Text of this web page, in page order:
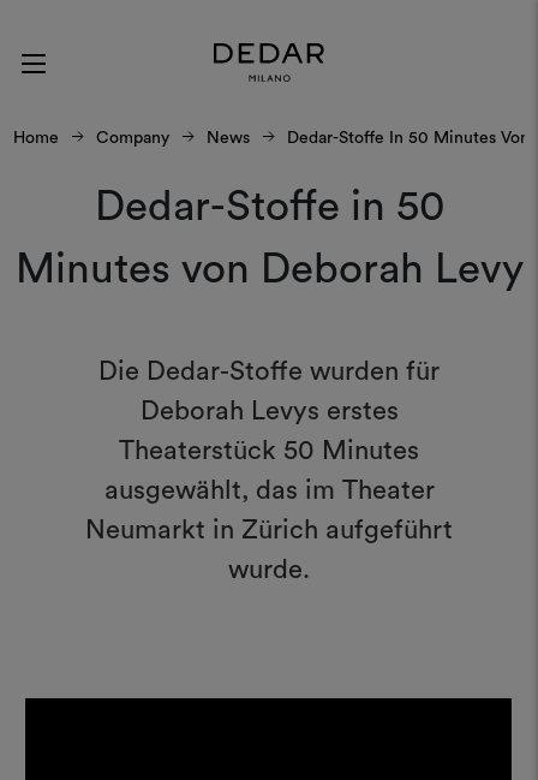
Home Company News Dedar-Stoffe In 50 Minutes Von
Dedar-Stoffe in 50
Minutes von Deborah Levy
Die Dedar-Stoffe wurden für
Deborah Levys erstes
Theaterstück 50 Minutes
ausgewählt, das im Theater
Neumarkt in Zürich aufgeführt
wurde.